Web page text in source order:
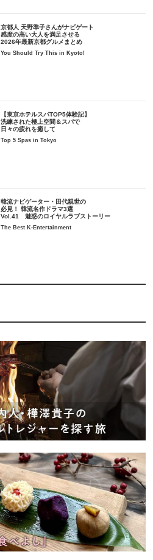
京都人 天野準子さんがナビゲート
感度の高い大人を満足させる
2026年最新京都グルメまとめ
You Should Try This in Kyoto!
【東京ホテルスパTOP5体験記】
洗練された極上空間＆スパで
日々の疲れを癒して
Top 5 Spas in Tokyo
韓流ナビゲーター・田代親世の
必見！ 韓流名作ドラマ3選
Vol.41 魅惑のロイヤルラブストーリー
The Best K-Entertainment